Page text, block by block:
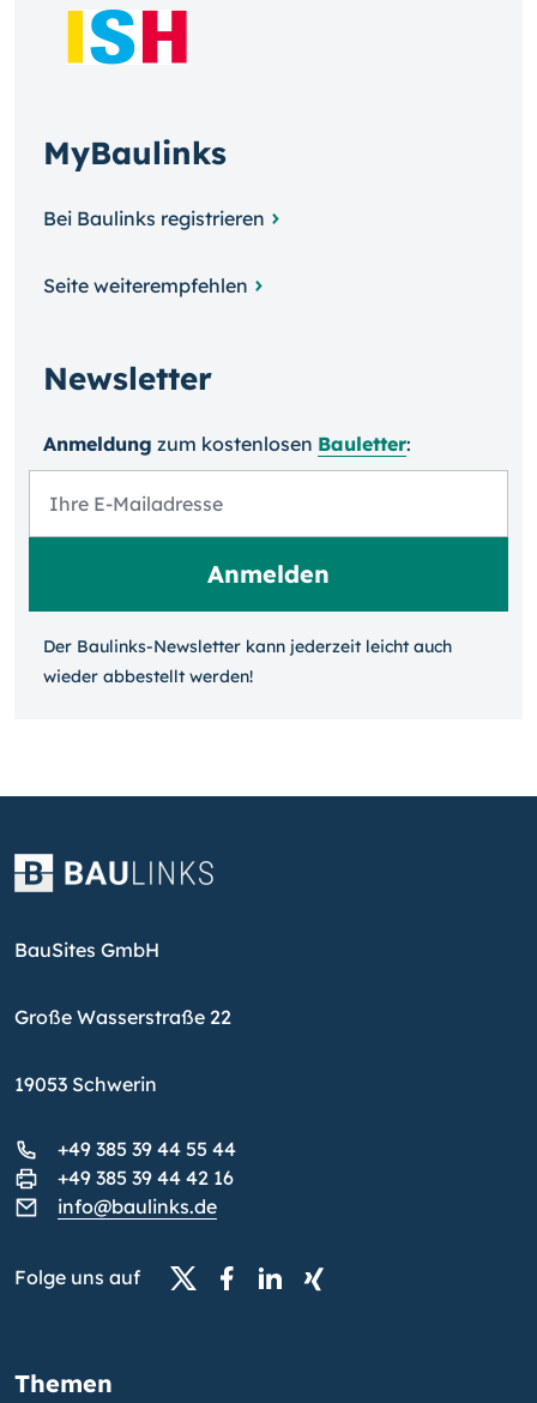
MyBaulinks
Bei Baulinks registrieren
Seite weiterempfehlen
Newsletter
Anmeldung zum kosten­losen Bauletter:
Der Baulinks-Newsletter kann jeder­zeit leicht auch
wieder ab­bestellt werden!
BauSites GmbH
Große Wasserstraße 22
19053 Schwerin
+49 385 39 44 55 44
+49 385 39 44 42 16
info@baulinks.de
Folge uns auf
Themen